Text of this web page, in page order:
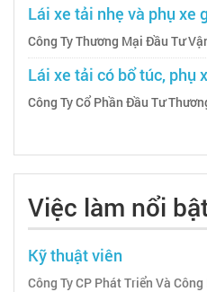
Lái xe tải nhẹ và phụ xe
Công Ty Thương Mại Đầu Tư
Lái xe tải có bổ túc, phụ
Công Ty Cổ Phần Đầu Tư
Việc làm nổi
Kỹ thuật viên
Công Ty CP Phát Triển Và